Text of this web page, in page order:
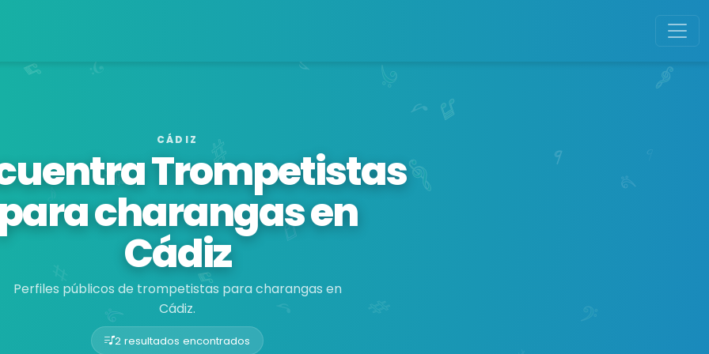
CÁDIZ
Trompetistas
charangas en
Cádiz
Perfiles públicos de trompetistas para charangas en
Cádiz.
2 resultados encontrados